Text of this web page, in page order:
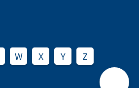
W X Y
Z